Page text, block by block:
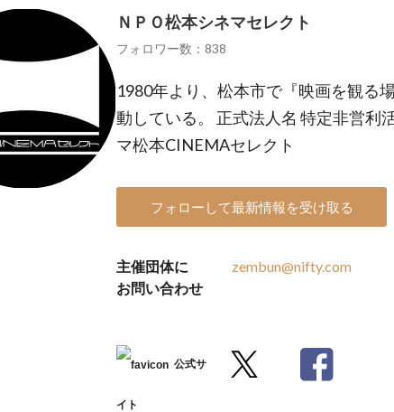
ＮＰＯ松本シネマセレクト
フォロワー数：838
1980年より、松本市で『映画を観る
動している。 正式法人名 特定非営利
マ松本CINEMAセレクト
フォローして最新情報を受け取る
主催団体に
お問い合わせ
zembun@nifty.com
公式サ
イト